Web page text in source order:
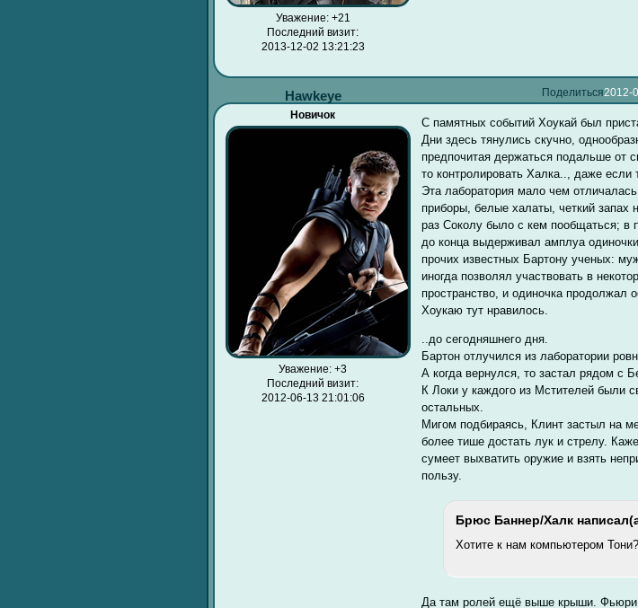
Уважение: +21
Последний визит:
2013-12-02 13:21:23
Поделиться2012-
Hawkeye
Новичок
Уважение: +3
Последний визит:
2012-06-13 21:01:06
С памятных событий Хоукай был
Дни здесь тянулись скучно,
предпочитая держаться подальше от
то контролировать Халка.., даже если
Эта лаборатория мало чем
приборы, белые халаты, четкий запах
раз Соколу было с кем пообщаться; в
до конца выдерживал амплуа
прочих известных Бартону ученых:
иногда позволял участвовать в
пространство, и одиночка продолжал
Хоукаю тут нравилось.
..до сегодняшнего дня.
Бартон отлучился из лаборатории
А когда вернулся, то застал рядом с
К Локи у каждого из Мстителей были
остальных.
Мигом подбираясь, Клинт застыл на
более тише достать лук и стрелу.
сумеет выхватить оружие и взять
пользу.
Брюс Баннер/Халк
Хотите к нам компьютером
Да там ролей ещё выше крыши. Фьюри,